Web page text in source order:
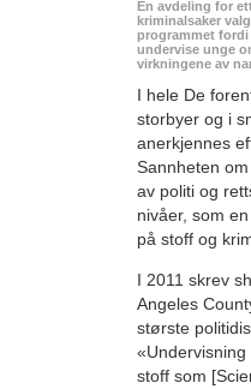
En avdeling for
kriminalsaker
programmet
undervise unge
virkningene av
I hele De
storbyer og i
anerkjennes
Sannheten
av politi og
nivåer, som
på stoff og
I 2011 skrev
Angeles
største
stoff som